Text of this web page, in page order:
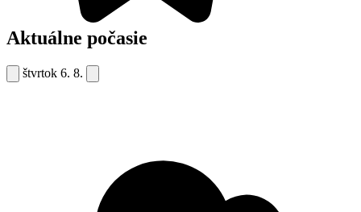
Aktuálne počasie
štvrtok 6. 8.